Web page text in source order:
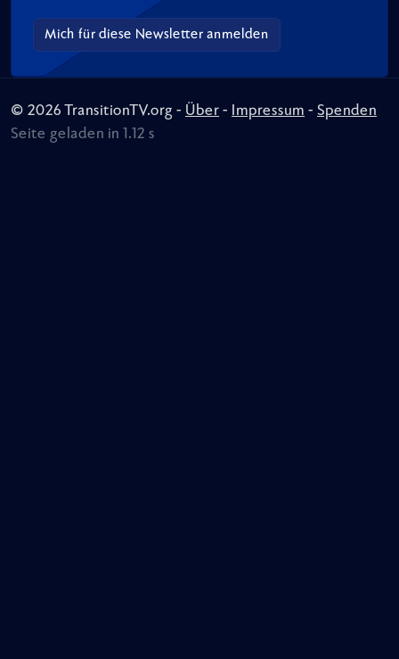
© 2026 TransitionTV.org - Über - Impressum - Spenden
Seite geladen in 1.12 s